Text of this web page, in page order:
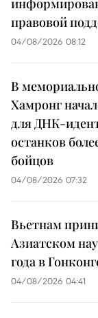
правовой
04/08/2026 08:12
В
Хамронг
для ДНК-
останков
бойцов
04/08/2026 07:32
Вьетнам
Азиатском
года в
04/08/2026 04:41